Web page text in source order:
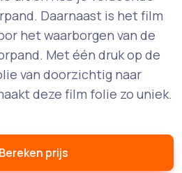
Daarnaast is het film
het waarborgen van de
Met één druk op de
van doorzichtig naar
deze film folie zo uniek.
Bereken prijs